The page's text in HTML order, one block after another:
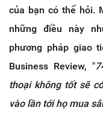
của bạn có thể hỏi.
những điều này
phương pháp giao
Business Review, "
thoại không tốt sẽ
vào lần tới họ mua